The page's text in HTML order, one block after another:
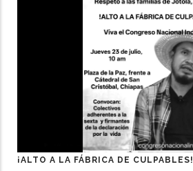
¡ALTO A LA FÁBRICA DE CULPABLES!